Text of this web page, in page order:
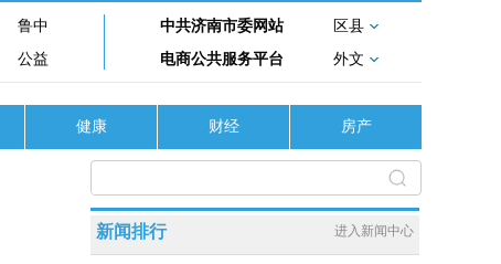
鲁中
公益
中共济南市委网站
区县
电商公共服务平台
外文
健康 财经 房产
新闻排行 进入新闻中心